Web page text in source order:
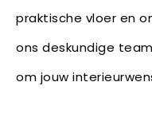
praktische vloer en
ons deskundige
om jouw